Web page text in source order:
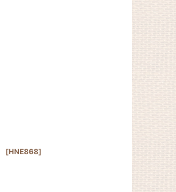
[HNE868]